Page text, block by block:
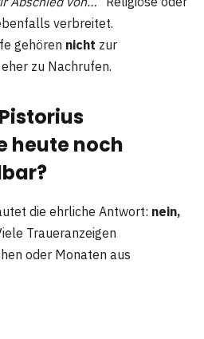
verbreitet.
gehören nicht zur
zu Nachrufen.
heute noch
die ehrliche Antwort: nein,
Traueranzeigen
oder Monaten aus